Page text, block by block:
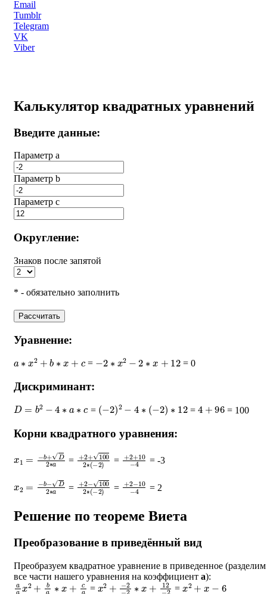
Email
Tumblr
Telegram
VK
Viber
Калькулятор квадратных уравнений
Введите данные:
Параметр a
Параметр b
Параметр с
Округление:
Знаков после запятой
* - обязательно заполнить
Рассчитать
Уравнение:
2 b ∗ = 2∗ 2− ∗ 12 = 0
Дискриминант:
D= 2− a = (− 2)2− ∗ −2 ∗ 12 = 4 +96 = 100
Корни квадратного уравнения:
+ D2∗ = + 2+ 100 (−2 )
= + 2+ 10 = -3
b−D2∗ = +2−100 (−2)
= +2−10 4
= 2
Решение по теореме Виета
Преобразование в приведённый вид
Преобразуем квадратное уравнение в приведенное (разделим
все части нашего уравнения на коэффициент a):
aax2+ba∗x+ca = x2+
−2−2∗x+12−2 =x2+ x−